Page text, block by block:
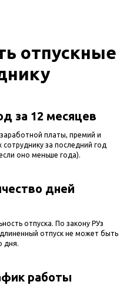
отпускные
за 12 месяцев
платы, премий и
за последний год
оно меньше года).
дней
отпуска. По закону РУз
отпуск не может быть
дня.
работы